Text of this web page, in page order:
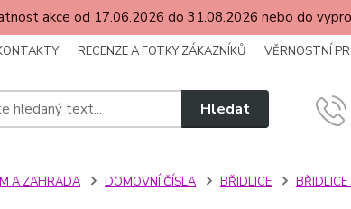
akce od 17.06.2026 do 31.08.2026 nebo do
RECENZE A FOTKY ZÁKAZNÍKŮ VĚRNOSTNÍ
Hledat
A ZAHRADA DOMOVNÍ ČÍSLA BŘIDLICE BŘIDLICE